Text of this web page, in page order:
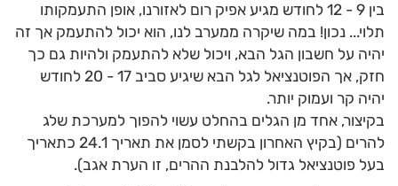
בין 9 - 12 לחודש מגיע אפיק רום לאזורנו, אופן התעמקותו
תלוי... נכון! במה שיקרה ממערב לנו, הוא יכול להתעמק אך זה
יהיה על חשבון הגל הבא, ויכול שלא להתעמק ולהיות גם כך
חזק, אך הפוטנציאל לגל הבא שיגיע סביב 17 - 20 לחודש
יהיה קר ועמוק יותר.
בקיצור, אחד מן הגלים בהחלט עשוי להפוך למערכת שלג
להרים (בקיץ האחרון בקשתי לסמן את תאריך 24.1 כתאריך
בעל פוטנציאל גדול להלבנת ההרים, זו הערת אגב).